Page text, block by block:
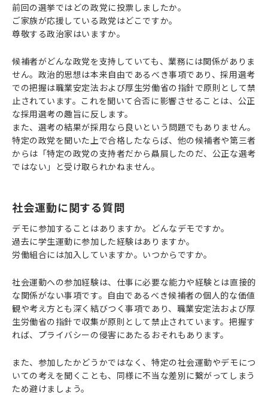
前回の選挙ではどの政党に投票しましたか。
ご家族が応援している政党はどこですか。
尊敬する政治家はいますか。
候補者がどんな政党を支持していても、業務には関係がありま
せん。政治的思想は本来自由であるべき事項であり、採用選考
での把握は職業安定法および厚生労働省の指針で原則として禁
止されています。これを聞いて合否に影響させることは、公正
な採用選考の趣旨に反します。
また、選考の結果が採用なら良いという問題でもありません。
特定の政党を聞いた上で合格したならば、他の候補者や第三者
からは「特定の政党の支持者だから贔屓したのだ、公正な選考
ではない」と受け取られかねません。
社会運動に関する質問
デモに参加することはありますか。どんなデモですか。
過去に学生運動に参加した経験はありますか。
労働組合には加入していますか。いつからですか。
社会運動への参加経験は、仕事に必要な能力や経験とは直接的
な関係がない事項です。自由であるべき候補者の個人的な価値
観や考え方とも深く結びつく事項であり、職業安定法および厚
生労働省の指針で収集が原則として禁止されています。把握す
れば、プライバシーの侵害にあたるおそれもあります。
また、参加したかどうかではなく、特定の社会運動やデモにつ
いての考えを聞くことも、同様に不当な差別に繋がってしまう
ため避けましょう。